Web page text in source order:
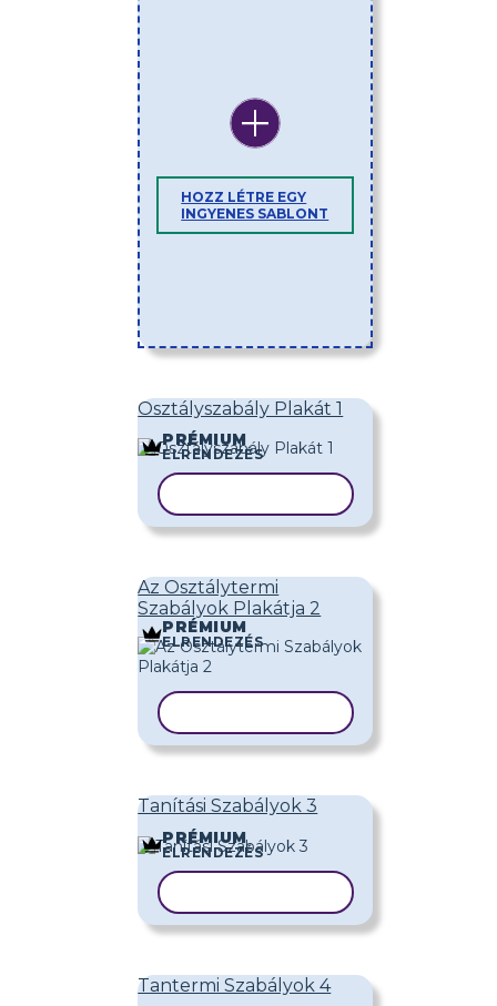
HOZZ LÉTRE EGY
INGYENES SABLONT
Osztályszabály Plakát 1
PRÉMIUM
ELRENDEZÉS
Az Osztálytermi
Szabályok Plakátja 2
PRÉMIUM
ELRENDEZÉS
Tanítási Szabályok 3
PRÉMIUM
ELRENDEZÉS
Tantermi Szabályok 4